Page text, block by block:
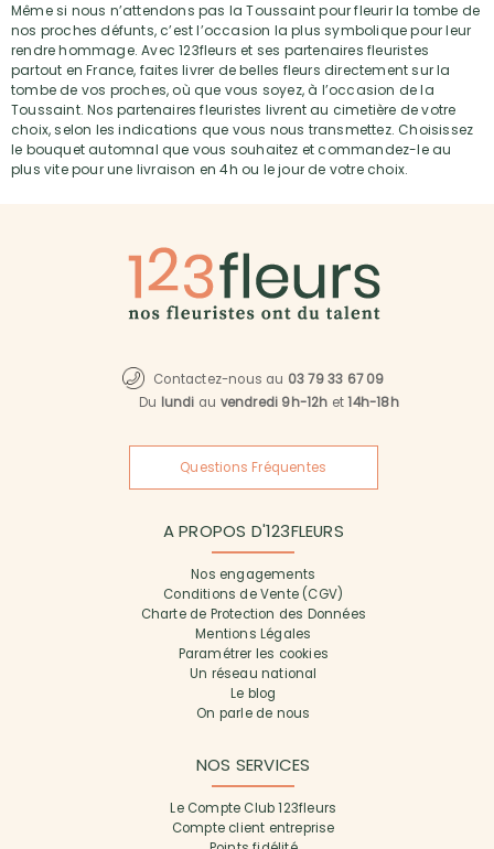
Même si nous n’attendons pas la Toussaint pour fleurir la tombe de
nos proches défunts, c’est l’occasion la plus symbolique pour leur
rendre hommage. Avec 123fleurs et ses partenaires fleuristes
partout en France, faites livrer de belles fleurs directement sur la
tombe de vos proches, où que vous soyez, à l’occasion de la
Toussaint. Nos partenaires fleuristes livrent au cimetière de votre
choix, selon les indications que vous nous transmettez. Choisissez
le bouquet automnal que vous souhaitez et commandez-le au
plus vite pour une livraison en 4h ou le jour de votre choix.
Contactez-nous au 03 79 33 67 09
Du lundi au vendredi 9h-12h et14h-18h
Questions Fréquentes
A PROPOS D'123FLEURS
Nos engagements
Conditions de Vente (CGV)
Charte de Protection des Données
Mentions Légales
Paramétrer les cookies
Un réseau national
Le blog
On parle de nous
NOS SERVICES
Le Compte Club 123fleurs
Compte client entreprise